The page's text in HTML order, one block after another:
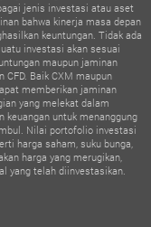
jenis investasi atau aset
bahwa kinerja masa depan
keuntungan. Tidak ada
investasi akan sesuai
maupun jaminan
Baik CXM maupun
memberikan jaminan
yang melekat dalam
keuangan untuk menanggung
Nilai portofolio investasi
harga saham, suku bunga,
harga yang merugikan,
yang telah diinvestasikan.